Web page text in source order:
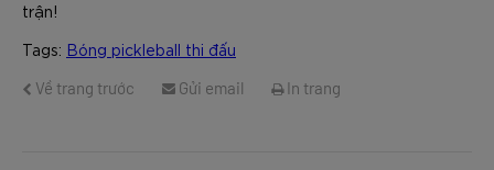
trận!
Tags: Bóng pickleball thi đấu
Về trang trước
Gửi email In trang